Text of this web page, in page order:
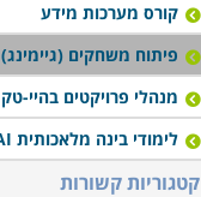
קורס מערכות מידע
פיתוח משחקים (גיימינג)
מנהלי פרויקטים בהיי-טק
לימודי בינה מלאכותית AI
קטגוריות קשורות